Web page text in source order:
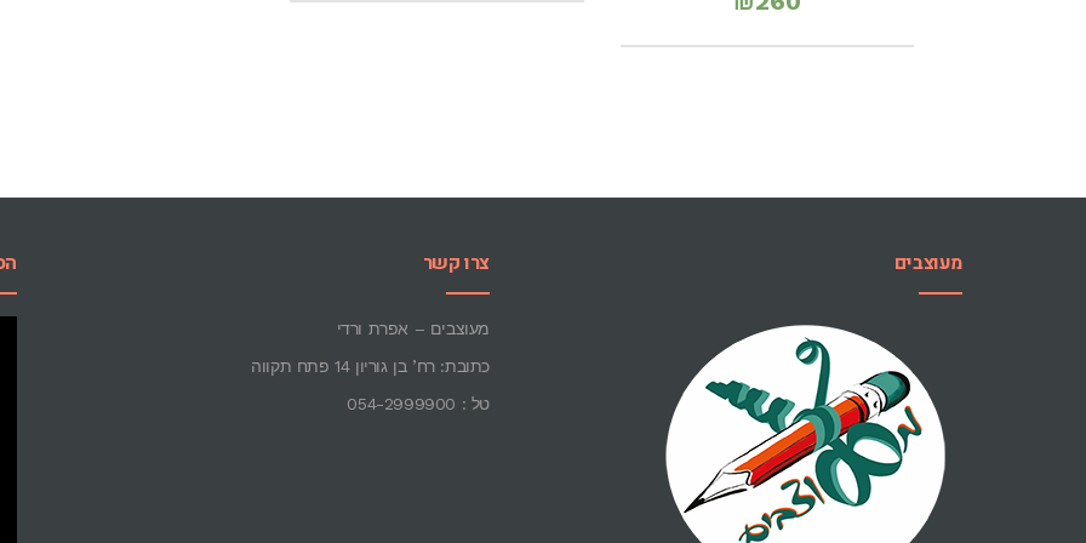
מעוצבים צרו קשר
מעוצבים – אפרת ורדי
כתובת: רח’ בן גוריון 14 פתח תקווה
טל : 054-2999900